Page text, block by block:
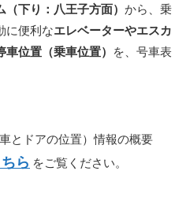
下り：八王子方面） から、乗
に便利なエレベーターやエスカ
位置（乗車位置）
を、号車表
とドアの位置）情報の概要
ら をご覧ください。